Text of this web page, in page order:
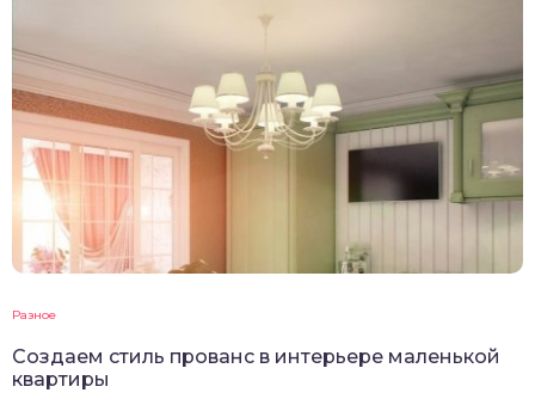
Разное
Создаем стиль прованс в интерьере маленькой
квартиры